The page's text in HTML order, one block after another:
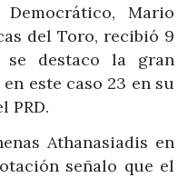
Mario
del Toro, recibió 9
se destaco la gran
este caso 23 en su
PRD.
Athanasiadis en
señalo que el